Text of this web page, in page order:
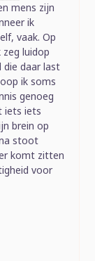
mens zijn
ik
vaak. Op
luidop
die daar last
ik soms
genoeg
iets iets
brein op
stoot
komt zitten
voor